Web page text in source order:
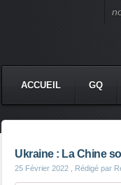
ACCUEIL GQ
Ukraine : La Chine
25 Février 2022 , Rédigé par